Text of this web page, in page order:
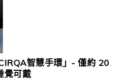
智慧手環」- 僅約 20
覺可戴